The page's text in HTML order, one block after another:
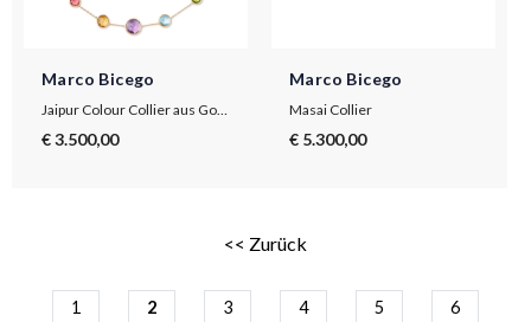
Marco Bicego
Jaipur Colour Collier aus Gold mit bunten Edelsteinen und verstellbarer Kette
€ 3.500,00
Marco Bicego
Masai Collier
€ 5.300,00
<< Zurück
1 2 3 4 5 6